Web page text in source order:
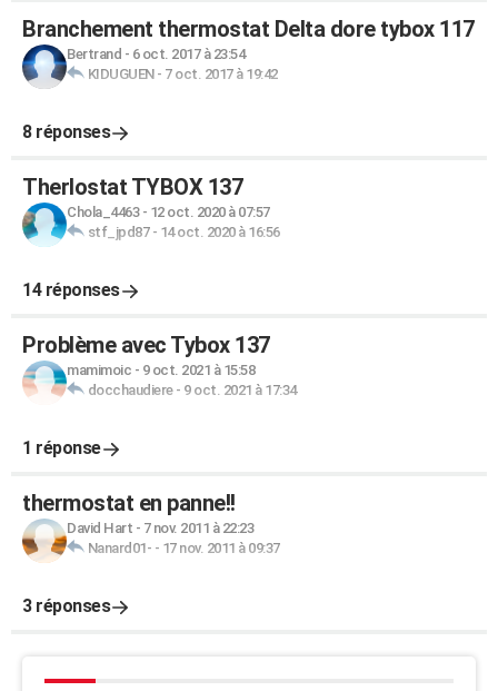
Branchement thermostat Delta dore tybox 117
Bertrand - 6 oct. 2017 à 23:54
KIDUGUEN- 7 oct. 2017 à 19:42
8 réponses
Therlostat TYBOX 137
Chola_4463- 12 oct. 2020 à 07:57
stf_jpd87- 14 oct. 2020 à 16:56
14 réponses
Problème avec Tybox 137
mamimoic - 9 oct. 2021 à 15:58
docchaudiere- 9 oct. 2021 à 17:34
1 réponse
thermostat en panne!!
David Hart - 7 nov. 2011 à 22:23
Nanard01- - 17 nov. 2011 à 09:37
3 réponses